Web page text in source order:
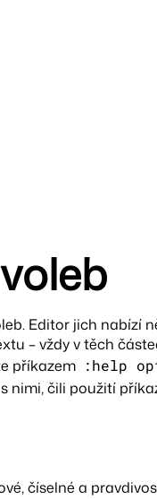
Editor jich nabízí
– vždy v těch
příkazem :help
nimi, čili použití
číselné a